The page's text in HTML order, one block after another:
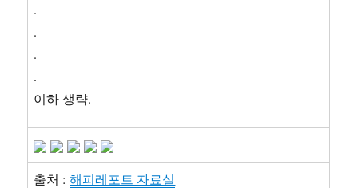
.
.
.
.
이하 생략.
출처 :해피레포트 자료실